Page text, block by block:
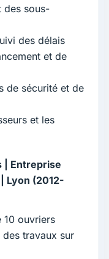
des sous-
des délais
et de
de sécurité et de
et les
| Entreprise
Lyon (2012-
10 ouvriers
travaux sur